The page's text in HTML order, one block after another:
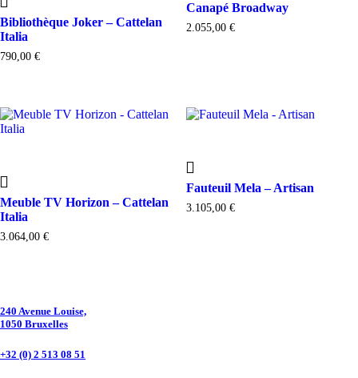
Bibliothèque Joker – Cattelan
Italia
790,00 €
Canapé Broadway
2.055,00 €
Meuble TV Horizon – Cattelan
Italia
3.064,00 €
Fauteuil Mela – Artisan
3.105,00 €
240 Avenue Louise,
1050 Bruxelles
+32 (0) 2 513 08 51